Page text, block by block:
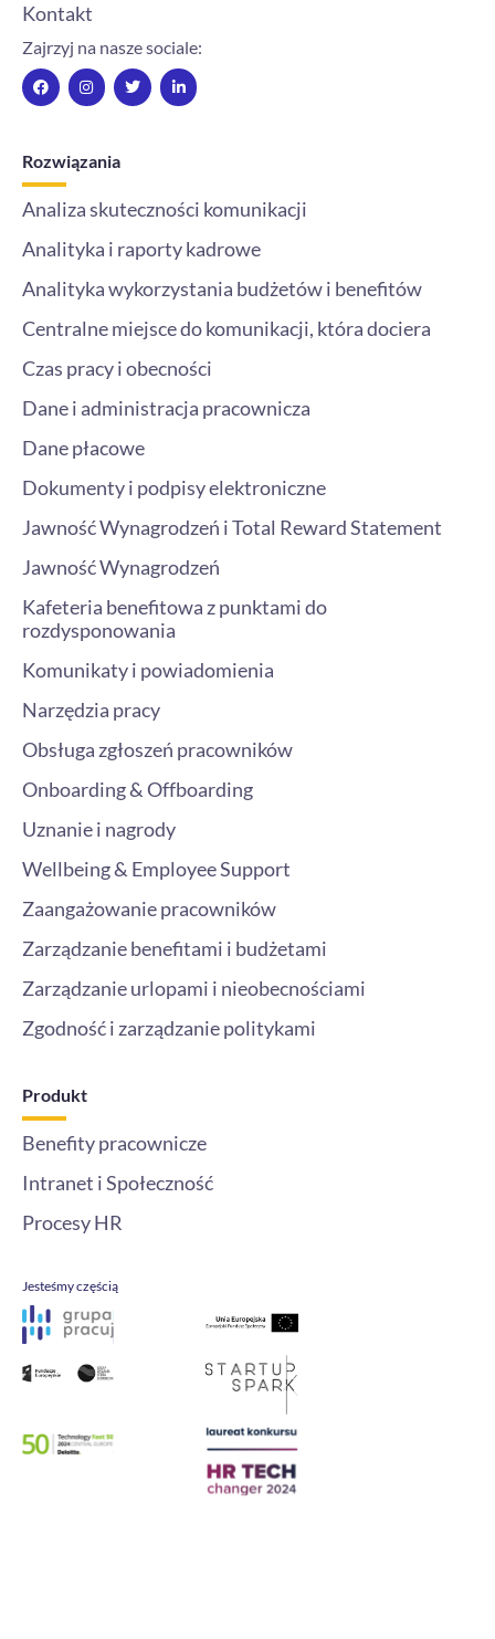
Kontakt
Zajrzyj na nasze sociale:
F
a
c
o
k
I
n
s
r
T
w
i
L
i
n
-
i
Rozwiązania
Analiza skuteczności komunikacji
Analityka i raporty kadrowe
Analityka wykorzystania budżetów i benefitów
Centralne miejsce do komunikacji, która dociera
Czas pracy i obecności
Dane i administracja pracownicza
Dane płacowe
Dokumenty i podpisy elektroniczne
Jawność Wynagrodzeń i Total Reward Statement
Jawność Wynagrodzeń
Kafeteria benefitowa z punktami do
rozdysponowania
Komunikaty i powiadomienia
Narzędzia pracy
Obsługa zgłoszeń pracowników
Onboarding & Offboarding
Uznanie i nagrody
Wellbeing & Employee Support
Zaangażowanie pracowników
Zarządzanie benefitami i budżetami
Zarządzanie urlopami i nieobecnościami
Zgodność i zarządzanie politykami
Produkt
Benefity pracownicze
Intranet i Społeczność
Procesy HR
Jesteśmy częścią